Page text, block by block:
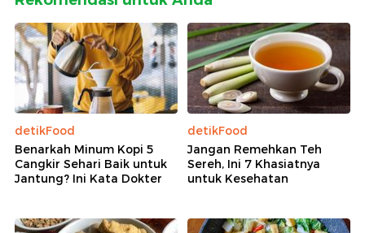
detikFood
Benarkah Minum Kopi 5
Cangkir Sehari Baik untuk
Jantung? Ini Kata Dokter
detikFood
Jangan Remehkan Teh
Sereh, Ini 7 Khasiatnya
untuk Kesehatan